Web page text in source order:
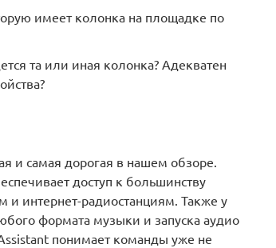
имеет колонка на площадке по
та или иная колонка? Адекватен
и самая дорогая в нашем обзоре.
доступ к большинству
и интернет-радиостанциям. Также у
формата музыки и запуска аудио
понимает команды уже не